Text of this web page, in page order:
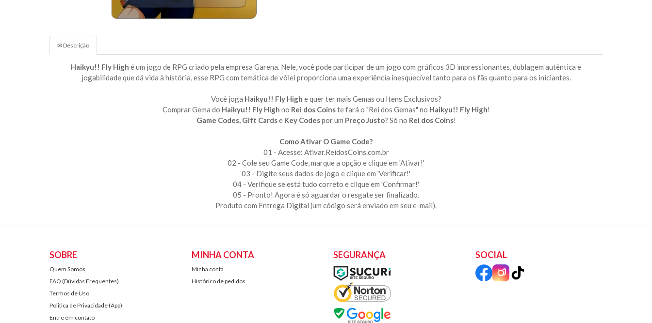
✉ Descrição
Haikyu!! Fly High é um jogo de RPG criado pela empresa Garena. Nele, você pode participar de um jogo com gráficos 3D impressionantes, dublagem autêntica e
jogabilidade que dá vida à história, esse RPG com temática de vôlei proporciona uma experiência inesquecível tanto para os fãs quanto para os iniciantes.
Você joga Haikyu!! Fly High e quer ter mais Gemas ou Itens Exclusivos?
Comprar Gema do Haikyu!! Fly High no Rei dos Coinste fará o "Rei dos Gemas" no Haikyu!! Fly High!
Game Codes, Gift Cardse Key Codespor um Preço Justo? Só no Rei dos Coins!
Como Ativar O Game Code?
01 - Acesse: Ativar.ReidosCoins.com.br
02 - Cole seu Game Code, marque a opção e clique em 'Ativar!'
03 - Digite seus dados de jogo e clique em 'Verificar!'
04 - Verifique se está tudo correto e clique em 'Confirmar!'
05 - Pronto! Agora é só aguardar o resgate ser finalizado.
Produto com Entrega Digital (um código será enviado em seu e-mail).
SOBRE
Quem Somos
FAQ (Dúvidas Frequentes)
Termos de Uso
Politica de Privacidade (App)
Entre em contato
MINHA CONTA
Minha conta
Histórico de pedidos
SEGURANÇA SOCIAL